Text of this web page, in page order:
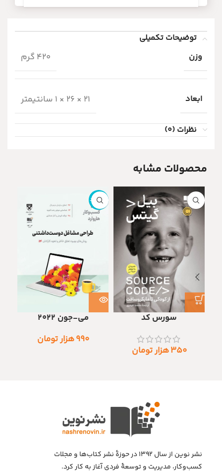
توضیحات تکمیلی
وزن
420 گرم
ابعاد 21 × 26 × 1 سانتیمتر
نظرات (0)
محصولات مشابه
سورس کد
۳۵۰هزار تومان
ناموجود
می-جون 2022
۹۹۰هزار تومان
نشر نوین از سال ۱۳۹۲ در حوزهٔ نشر کتاب‌ها و مجلات
کسب‌وکار، مدیریت و توسعهٔ فردی آغاز به کار کرد.